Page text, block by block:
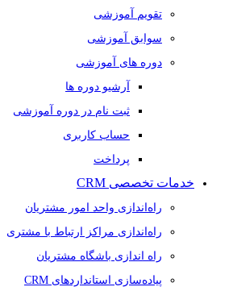
تقویم آموزشی
سوابق آموزشی
دوره های آموزشی
آرشیو دوره ها
ثبت نام در دوره آموزشی
حساب کاربری
پرداخت
خدمات تخصصی CRM
راه‌اندازی واحد امور مشتریان
راه‌اندازی مراکز ارتباط با مشتری
راه اندازی باشگاه مشتریان
پیاده‌سازی استانداردهای CRM